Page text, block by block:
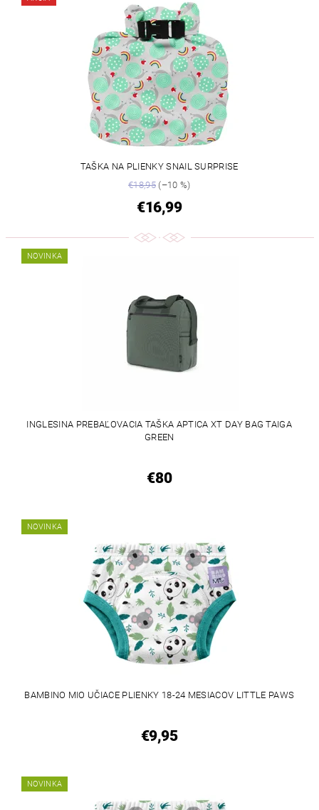
TAŠKA NA PLIENKY SNAIL SURPRISE
€18,95(–10 %)
€16,99
NOVINKA
INGLESINA PREBAĽOVACIA TAŠKA APTICA XT DAY BAG TAIGA
GREEN
€80
NOVINKA
BAMBINO MIO UČIACE PLIENKY 18-24 MESIACOV LITTLE PAWS
€9,95
NOVINKA